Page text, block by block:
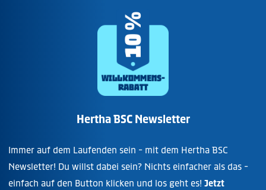
Hertha BSC Newsletter
Immer auf dem Laufenden sein - mit dem Hertha BSC
Newsletter! Du willst dabei sein? Nichts einfacher als das -
einfach auf den Button klicken und los geht es! Jetzt